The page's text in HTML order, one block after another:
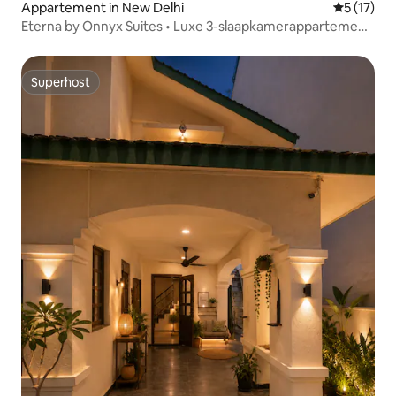
Appartement in New Delhi
5 (17)
Eterna by Onnyx Suites • Luxe 3-slaapkamerappartement
Superhost
Superhost